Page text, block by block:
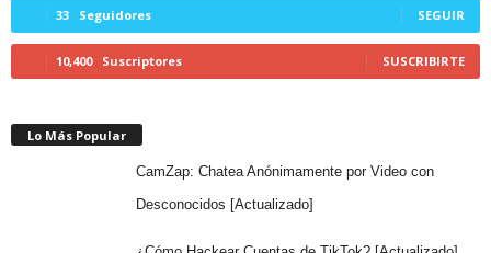
33 Seguidores SEGUIR
10,400 Suscriptores SUSCRIBIRTE
Lo Más Popular
CamZap: Chatea Anónimamente por Video con
Desconocidos [Actualizado]